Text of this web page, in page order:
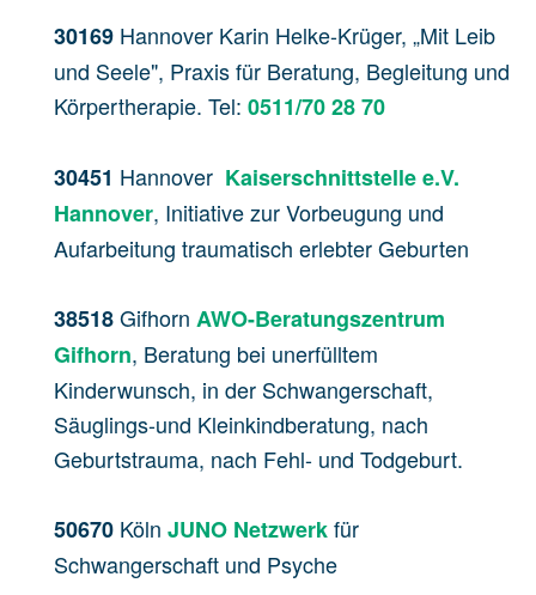
30169 Hannover Karin Helke-Krüger, „Mit Leib
und Seele", Praxis für Beratung, Begleitung und
Körpertherapie. Tel: 0511/70 28 70
30451 Hannover Kaiserschnittstelle e.V.
Hannover, Initiative zur Vorbeugung und
Aufarbeitung traumatisch erlebter Geburten
38518Gifhorn AWO-Beratungszentrum
Gifhorn, Beratung bei unerfülltem
Kinderwunsch, in der Schwangerschaft,
Säuglings-und Kleinkindberatung, nach
Geburtstrauma, nach Fehl- und Todgeburt.
50670 Köln JUNO Netzwerkfür
Schwangerschaft und Psyche